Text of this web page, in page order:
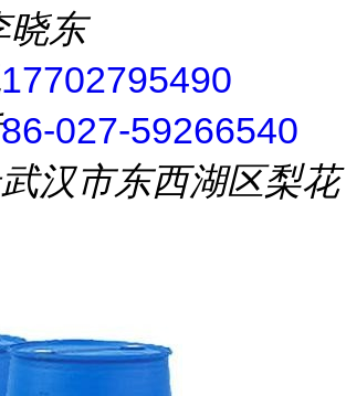
晓东
17702795490
86-027-59266540
武汉市东西湖区梨花